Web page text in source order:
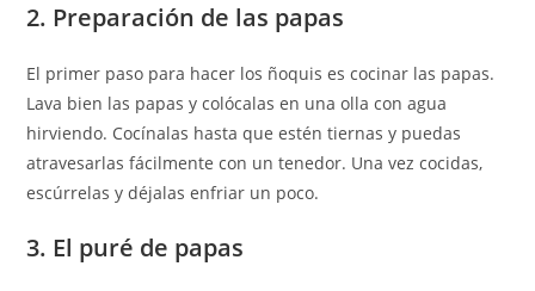
2. Preparación de las papas
El primer paso para hacer los ñoquis es cocinar las papas.
Lava bien las papas y colócalas en una olla con agua
hirviendo. Cocínalas hasta que estén tiernas y puedas
atravesarlas fácilmente con un tenedor. Una vez cocidas,
escúrrelas y déjalas enfriar un poco.
3. El puré de papas